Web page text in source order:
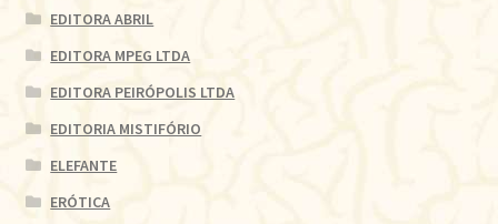
EDITORA ABRIL
EDITORA MPEG LTDA
EDITORA PEIRÓPOLIS LTDA
EDITORIA MISTIFÓRIO
ELEFANTE
ERÓTICA